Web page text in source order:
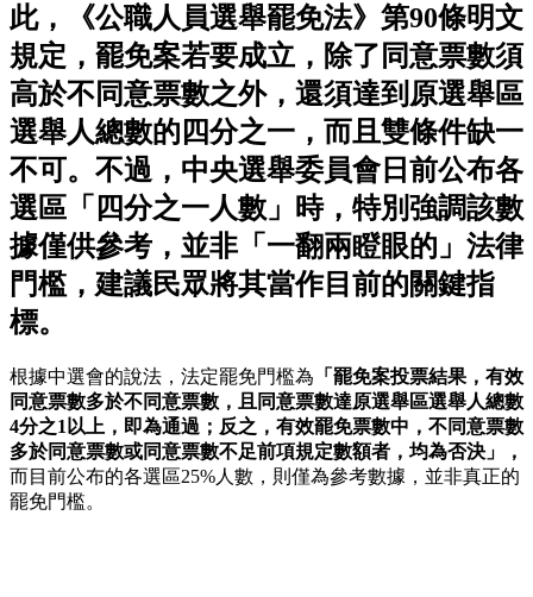
此，《公職人員選舉罷免法》第90條明文
規定，罷免案若要成立，除了同意票數須
高於不同意票數之外，還須達到原選舉區
選舉人總數的四分之一，而且雙條件缺一
不可。不過，中央選舉委員會日前公布各
選區「四分之一人數」時，特別強調該數
據僅供參考，並非「一翻兩瞪眼的」法律
門檻，建議民眾將其當作目前的關鍵指
標。
根據中選會的說法，法定罷免門檻為 「罷免案投票結果，有效
同意票數多於不同意票數，且同意票數達原選舉區選舉人總數
4分之1以上，即為通過；反之，有效罷免票數中，不同意票數
多於同意票數或同意票數不足前項規定數額者，均為否決」，
而目前公布的各選區25%人數，則僅為參考數據，並非真正的
罷免門檻。